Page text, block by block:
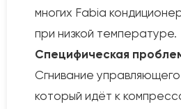
многих Fabia
при низкой температуре.
Специфическая
Сгнивание
который идёт к